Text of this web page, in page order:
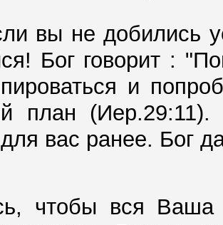
вы не добились
Бог говорит :
и
план
вас ранее. Бог
чтобы вся Ваша